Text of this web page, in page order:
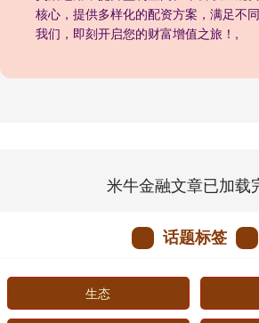
核心，提供多样化的配资方案，满足不
我们，即刻开启您的财富增值之旅！,
米牛金融文章已加载
话题标签
生态